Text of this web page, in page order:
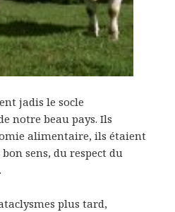
jadis le socle
notre beau pays. Ils
alimentaire, ils étaient
sens, du respect du
plus tard,